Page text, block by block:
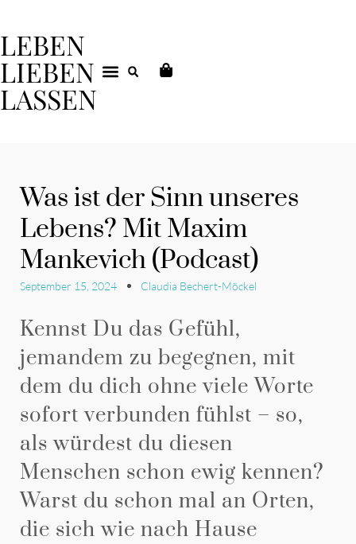
LEBEN
LIEBEN
LASSEN
Was ist der Sinn unseres
Lebens? Mit Maxim
Mankevich (Podcast)
September 15, 2024 Claudia Bechert-Möckel
Kennst Du das Gefühl,
jemandem zu begegnen, mit
dem du dich ohne viele Worte
sofort verbunden fühlst – so,
als würdest du diesen
Menschen schon ewig kennen?
Warst du schon mal an Orten,
die sich wie nach Hause